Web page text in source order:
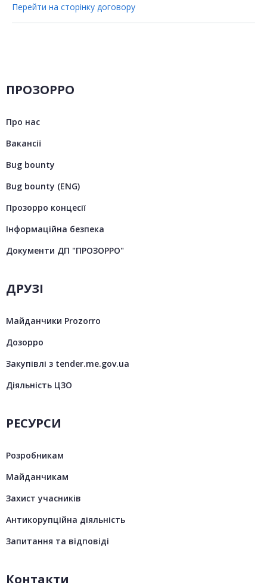
Перейти на сторінку договору
ПРОЗОРРО
Про нас
Вакансії
Bug bounty
Bug bounty (ENG)
Прозорро концесії
Інформаційна безпека
Документи ДП "ПРОЗОРРО"
ДРУЗІ
Майданчики Prozorro
Дозорро
Закупівлі з tender.me.gov.ua
Діяльність ЦЗО
РЕСУРСИ
Розробникам
Майданчикам
Захист учасників
Антикорупційна діяльність
Запитання та відповіді
Контакти